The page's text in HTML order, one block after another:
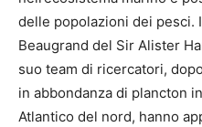
delle popolazioni dei pesci.
Beaugrand del Sir Alister
suo team di ricercatori,
in abbondanza di plancton
Atlantico del nord, hanno